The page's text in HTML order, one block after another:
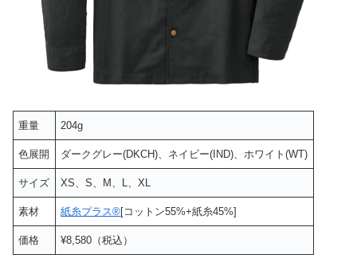
重量 204g
色展開 ダークグレー(DKCH)、ネイビー(IND)、ホワイト(WT)
サイズ XS、S、M、L、XL
素材 紙糸プラス®[コットン55%+紙糸45%]
価格 ¥8,580（税込）